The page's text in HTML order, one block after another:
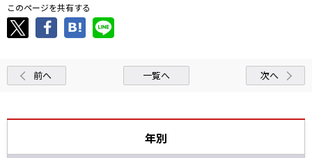
このページを共有する
前へ 一覧へ 次へ
年別